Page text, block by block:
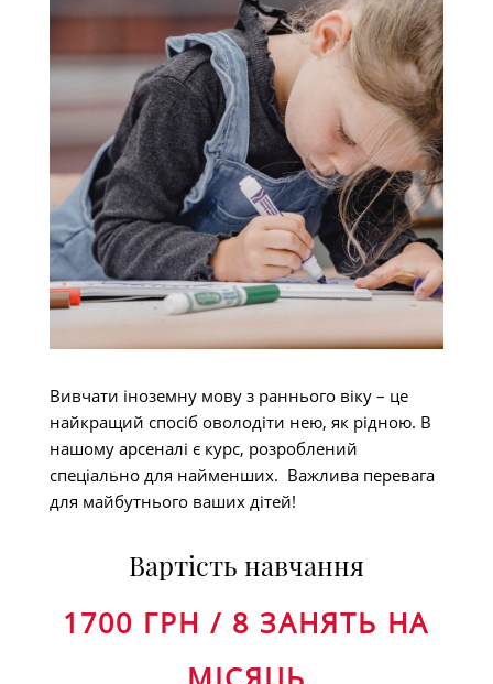
Вивчати іноземну мову з раннього віку – це
найкращий спосіб оволодіти нею, як рідною. В
нашому арсеналі є курс, розроблений
спеціально для найменших. Важлива перевага
для майбутнього ваших дітей!
Вартість навчання
1700 ГРН / 8 ЗАНЯТЬ НА